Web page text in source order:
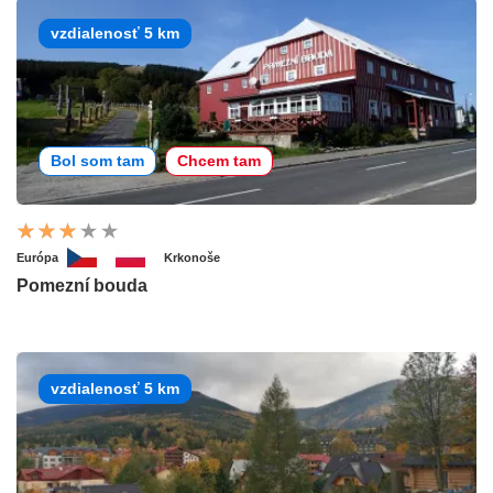
vzdialenosť 5 km
Bol som tam Chcem tam
Európa Krkonoše
Pomezní bouda
vzdialenosť 5 km